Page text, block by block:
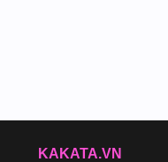
KAKATA.VN